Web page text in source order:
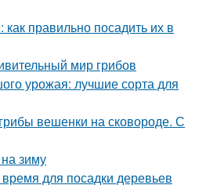
правильно посадить их в
мир грибов
урожая: лучшие сорта для
вешенки на сковороде. С
зиму
для посадки деревьев